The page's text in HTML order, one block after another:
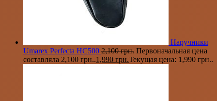
Наручники
Umarex Perfecta HC500 2,100грн. Первоначальная цена
составляла 2,100 грн..1,990 грн.Текущая цена: 1,990 грн..